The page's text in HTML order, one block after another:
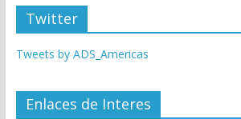
Twitter
Tweets by ADS_Americas
Enlaces de Interes